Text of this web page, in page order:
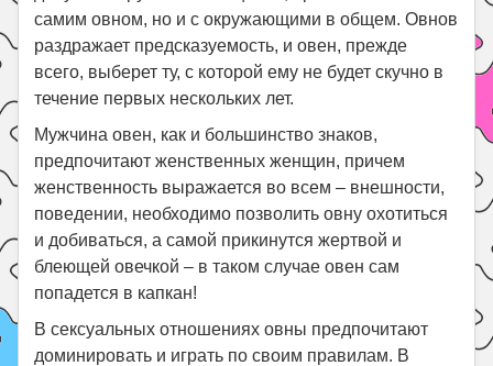
самим овном, но и с окружающими в общем. Овнов
раздражает предсказуемость, и овен, прежде
всего, выберет ту, с которой ему не будет скучно в
течение первых нескольких лет.
Мужчина овен, как и большинство знаков,
предпочитают женственных женщин, причем
женственность выражается во всем – внешности,
поведении, необходимо позволить овну охотиться
и добиваться, а самой прикинутся жертвой и
блеющей овечкой – в таком случае овен сам
попадется в капкан!
В сексуальных отношениях овны предпочитают
доминировать и играть по своим правилам. В